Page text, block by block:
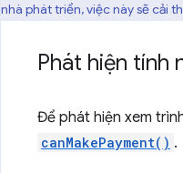
nhà phát triển, việc này sẽ cải
Phát hiện tính
Để phát hiện xem
canMakePayment() .